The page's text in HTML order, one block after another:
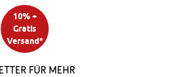
10% +
Gratis
Versand*
für mehr